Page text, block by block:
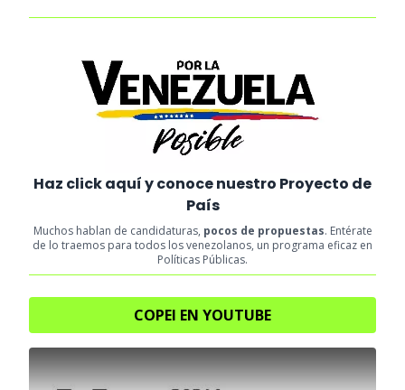
Haz click aquí y conoce nuestro Proyecto de
País
Muchos hablan de candidaturas, pocos de propuestas. Entérate
de lo traemos para todos los venezolanos, un programa eficaz en
Políticas Públicas.
COPEI EN YOUTUBE